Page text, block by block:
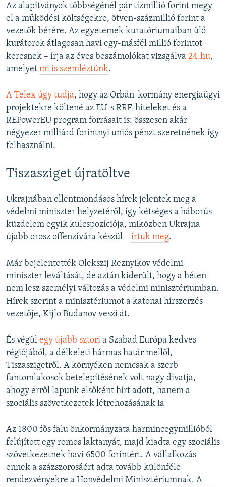
Az alapítványok többségénél pár tízmillió forint megy
el a működési költségekre, ötven-százmillió forint a
vezetők bérére. Az egyetemek kuratóriumaiban ülő
kurátorok átlagosan havi egy-másfél millió forintot
keresnek – írja az éves beszámolókat vizsgálva 24.hu,
amelyet mi is szemléztünk.
A Telex úgy tudja, hogy az Orbán-kormány energiaügyi
projektekre költené az EU-s RRF-hiteleket és a
REPowerEU program forrásait is: összesen akár
négyezer milliárd forintnyi uniós pénzt szeretnének így
felhasználni.
Tiszasziget újratöltve
Ukrajnában ellentmondásos hírek jelentek meg a
védelmi miniszter helyzetéről, így kétséges a háborús
küzdelem egyik kulcspozíciója, miközben Ukrajna
újabb orosz offenzívára készül – írtuk meg.
Már bejelentették Olekszij Reznyikov védelmi
miniszter leváltását, de aztán kiderült, hogy a héten
nem lesz személyi változás a védelmi minisztériumban.
Hírek szerint a minisztériumot a katonai hírszerzés
vezetője, Kijlo Budanov veszi át.
És végül egy újabb sztori a Szabad Európa kedves
régiójából, a délkeleti hármas határ mellől,
Tiszaszigetről. A környéken nemcsak a szerb
fantomlakosok betelepítésének volt nagy divatja,
ahogy erről lapunk elsőként hírt adott, hanem a
szociális szövetkezetek létrehozásának is.
Az 1800 fős falu önkormányzata harmincegymillióból
felújított egy romos laktanyát, majd kiadta egy szociális
szövetkezetnek havi 6500 forintért. A vállalkozás
ennek a százszorosáért adta tovább különféle
rendezvényekre a Honvédelmi Minisztériumnak. A